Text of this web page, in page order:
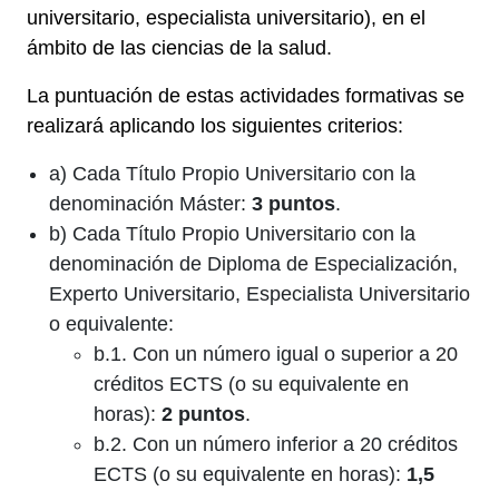
universitario, especialista universitario), en el
ámbito de las ciencias de la salud.
La puntuación de estas actividades formativas se
realizará aplicando los siguientes criterios:
a) Cada Título Propio Universitario con la
denominación Máster: 3 puntos.
b) Cada Título Propio Universitario con la
denominación de Diploma de Especialización,
Experto Universitario, Especialista Universitario
o equivalente:
b.1. Con un número igual o superior a 20
créditos ECTS (o su equivalente en
horas): 2 puntos.
b.2. Con un número inferior a 20 créditos
ECTS (o su equivalente en horas): 1,5